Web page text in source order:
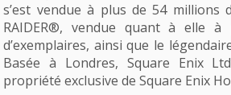
s’est vendue à plus de 54 millions
RAIDER®, vendue quant à elle
d’exemplaires, ainsi que le
Basée à Londres, Square Enix
propriété exclusive de Square Enix